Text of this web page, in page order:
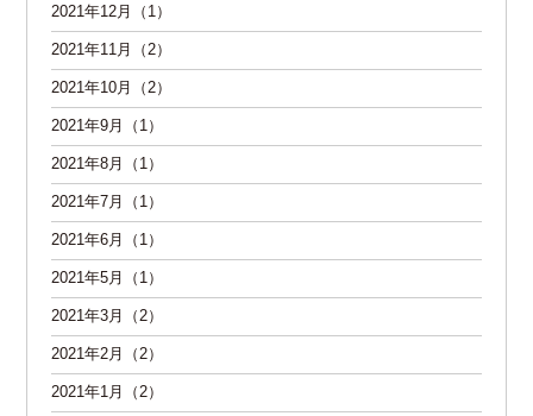
2021年12月（1）
2021年11月（2）
2021年10月（2）
2021年9月（1）
2021年8月（1）
2021年7月（1）
2021年6月（1）
2021年5月（1）
2021年3月（2）
2021年2月（2）
2021年1月（2）